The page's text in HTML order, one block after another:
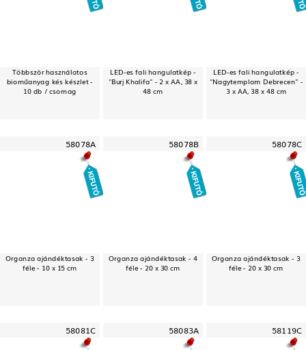
Többször használatos
bioműanyag kés készlet -
10 db / csomag
LED-es fali hangulatkép -
"Burj Khalifa" - 2 x AA, 38 x
48 cm
LED-es fali hangulatkép -
"Nagytemplom Debrecen" -
3 x AA, 38 x 48 cm
58078A
Organza ajándéktasak - 3
féle - 10 x 15 cm
58078B
Organza ajándéktasak - 4
féle - 20 x 30 cm
58078C
Organza ajándéktasak - 3
féle - 20 x 30 cm
58081C 58083A 58119C